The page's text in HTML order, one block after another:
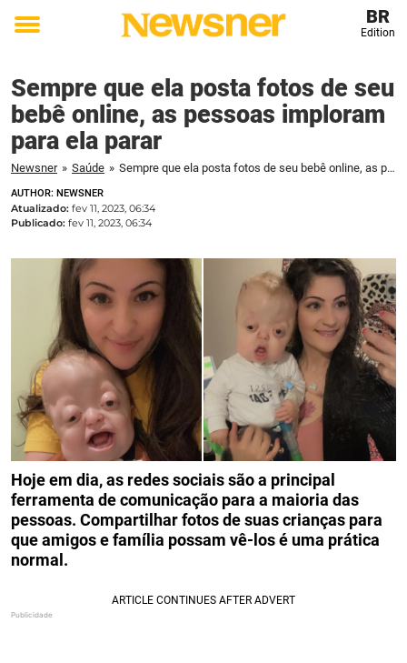
Toggle
BR
Edition
Sempre que ela posta fotos de seu
bebê online, as pessoas imploram
para ela parar
Newsner » Saúde » Sempre que ela posta fotos de seu bebê online, as pessoas imploram para ela parar
AUTHOR: NEWSNER
Atualizado: fev 11, 2023, 06:34
Publicado: fev 11, 2023, 06:34
Hoje em dia, as redes sociais são a principal
ferramenta de comunicação para a maioria das
pessoas. Compartilhar fotos de suas crianças para
que amigos e família possam vê-los é uma prática
normal.